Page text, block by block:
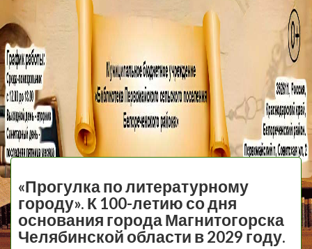
МБУ Библиотека
Первомайского
Сельского
Поселения
«Прогулка по литературному
городу». К 100-летию со дня
основания города Магнитогорска
Челябинской области в 2029 году.